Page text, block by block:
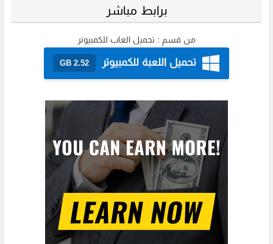
برابط مباشر
من قسم : تحميل العاب للكمبيوتر
تحميل اللعبة للكمبيوتر 2.52 GB